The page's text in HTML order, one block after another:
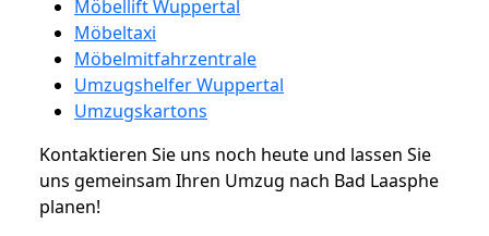
Möbellift Wuppertal
Möbeltaxi
Möbelmitfahrzentrale
Umzugshelfer Wuppertal
Umzugskartons
Kontaktieren Sie uns noch heute und lassen Sie
uns gemeinsam Ihren Umzug nach Bad Laasphe
planen!